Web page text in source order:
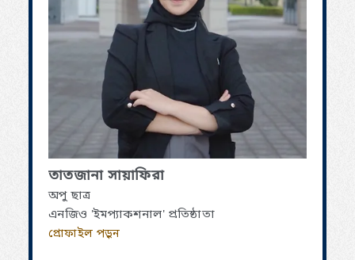
তাতজানা সায়াফিরা
অপু ছাত্র
এনজিও 'ইমপ্যাকশনাল' প্রতিষ্ঠাতা
প্রোফাইল পড়ুন